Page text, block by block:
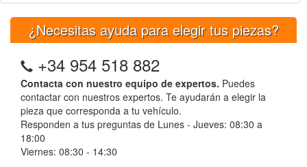
¿Necesitas ayuda para elegir tus piezas?
+34 954 518 882
Contacta con nuestro equipo de expertos. Puedes
contactar con nuestros expertos. Te ayudarán a elegir la
pieza que corresponda a tu vehículo.
Responden a tus preguntas de Lunes - Jueves: 08:30 a
18:00
Viernes: 08:30 - 14:30